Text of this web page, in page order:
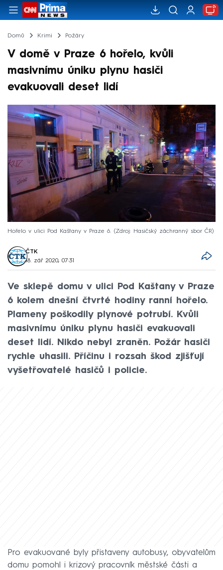
Domů Krimi Požáry
V domě v Praze 6 hořelo, kvůli
masivnímu úniku plynu hasiči
evakuovali deset lidí
Hořelo v ulici Pod Kaštany v Praze 6. Zdroj: Hasičský záchranný sbor ČR
ČTK
18. zář 2020, 07:31
Ve sklepě domu v ulici Pod Kaštany v Praze
6 kolem dnešní čtvrté hodiny ranní hořelo.
Plameny poškodily plynové potrubí. Kvůli
masivnímu úniku plynu hasiči evakuovali
deset lidí. Nikdo nebyl zraněn. Požár hasiči
rychle uhasili. Příčinu i rozsah škod zjišťují
vyšetřovatelé hasičů i policie.
Pro evakuované byly přistaveny autobusy, obyvatelům
domu pomohl i krizový pracovník městské části a